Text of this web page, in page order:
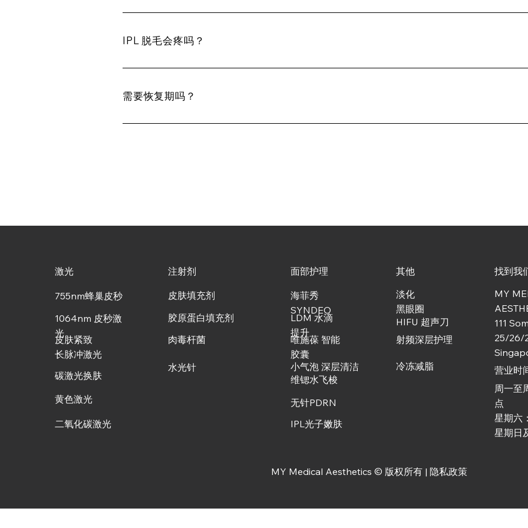
IPL 脱毛会疼吗？
需要恢复期吗？
激光
755nm蜂巢皮秒
1064nm 皮秒激
光
皮肤紧致
长脉冲激光
碳激光换肤
黄色激光
二氧化碳激光
注射剂
皮肤填充剂
胶原蛋白填充剂
肉毒杆菌
水光针
MY Medical Aesthetics © 版权所有 | 隐私政策
面部护理
​海菲秀
SYNDEO
LDM 水滴
提升
唯施葆 智能
胶囊
小气泡 深层清洁
维锶水飞梭
无针PDRN
IPL光子嫩肤
其他
淡化
黑眼圈
HIFU 超声刀
射频深层护理
冷冻减脂
找到我
MY
111
25/26/
营业时
周一至
点
星期六
星期日